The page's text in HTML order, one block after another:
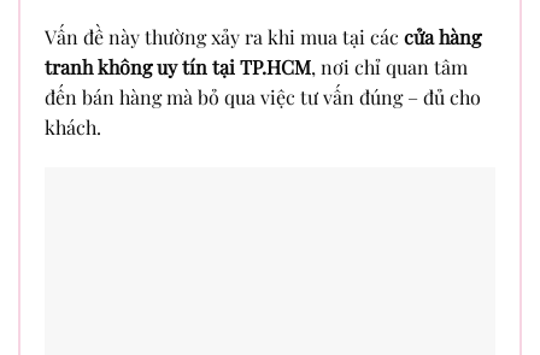
Vấn đề này thường xảy ra khi mua tại các cửa hàng
tranh không uy tín tại TP.HCM, nơi chỉ quan tâm
đến bán hàng mà bỏ qua việc tư vấn đúng – đủ cho
khách.